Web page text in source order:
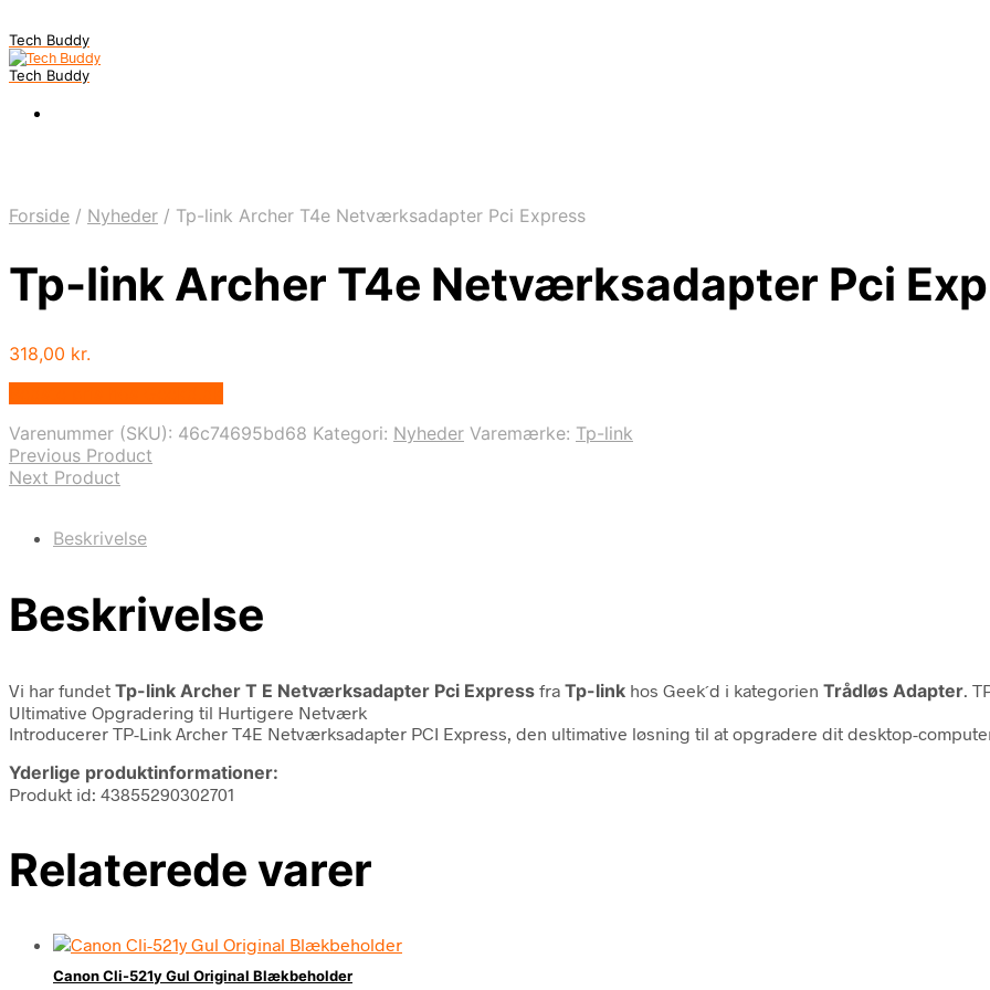
Tech Buddy
Tech Buddy
Forside / Nyheder / Tp-link Archer T4e Netværksadapter Pci Express
Tp-link Archer T4e Netværksadapter Pci
318,00 kr.
Varenummer (SKU): 46c74695bd68 Kategori: Nyheder Varemærke: Tp-link
Previous Product
Next Product
Beskrivelse
Beskrivelse
Vi har fundet Tp-link Archer T E Netværksadapter Pci Express fra Tp-link hos Geek´d i kategorien Trådløs Adapter .
Ultimative Opgradering til Hurtigere Netværk
Introducerer TP-Link Archer T4E Netværksadapter PCI Express, den ultimative løsning til at opgradere dit desktop-
Yderlige produktinformationer:
Produkt id: 43855290302701
Relaterede varer
Canon Cli-521y Gul Original Blækbeholder